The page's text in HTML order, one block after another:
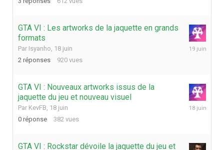
GTA VI : Les artworks de la jaquette en grands
formats
Par Isyanho, 18 juin
2 réponses 920 vues
19
GTA VI : Nouveaux artworks issus de la
jaquette du jeu et nouveau visuel
Par KevFB, 18 juin
0 réponse 382 vues
18
GTA VI : Rockstar dévoile la jaquette du jeu et